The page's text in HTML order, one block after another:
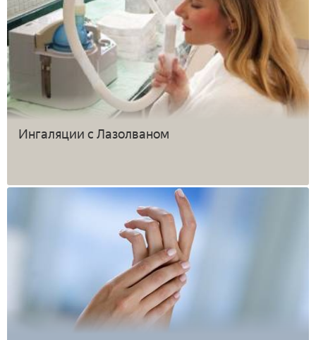
Ингаляции с Лазолваном